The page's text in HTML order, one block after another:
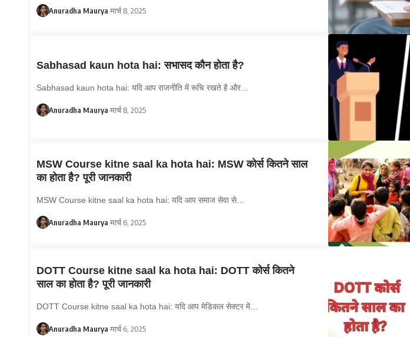
Anuradha Maurya मार्च 8, 2025
Sabhasad kaun hota hai: सभासद कौन होता है?
Sabhasad kaun hota hai: यदि आप राजनीति में रूचि रखते है और…
Anuradha Maurya मार्च 8, 2025
MSW Course kitne saal ka hota hai: MSW कोर्स कितने साल
का होता है? पूरी जानकारी
MSW Course kitne saal ka hota hai: यदि आप समाज सेवा से…
Anuradha Maurya मार्च 6, 2025
DOTT Course kitne saal ka hota hai: DOTT कोर्स कितने
साल का होता है? पूरी जानकारी
DOTT Course kitne saal ka hota hai: यदि आप मेडिकल सेक्टर में…
Anuradha Maurya मार्च 6, 2025